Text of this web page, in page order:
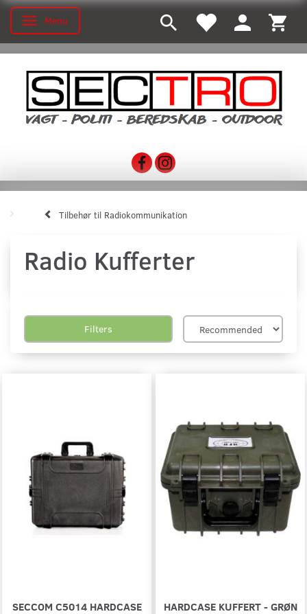
Toggle navigation
Menu
Tilbehør til Radiokommunikation
Radio Kufferter
Filters
SECCOM C5014 HARDCASE
HARDCASE KUFFERT - GRØN